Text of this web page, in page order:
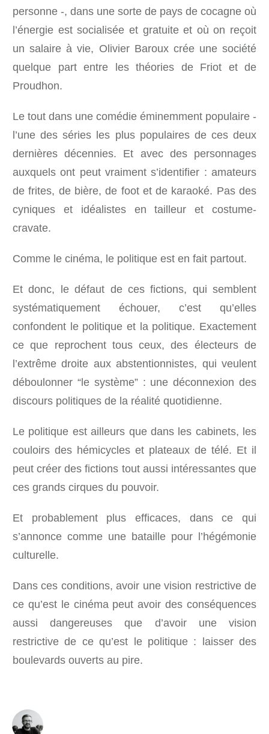
personne -, dans une sorte de pays de cocagne où
l’énergie est socialisée et gratuite et où on reçoit
un salaire à vie, Olivier Baroux crée une société
quelque part entre les théories de Friot et de
Proudhon.
Le tout dans une comédie éminemment populaire -
l’une des séries les plus populaires de ces deux
dernières décennies. Et avec des personnages
auxquels ont peut vraiment s’identifier : amateurs
de frites, de bière, de foot et de karaoké. Pas des
cyniques et idéalistes en tailleur et costume-
cravate.
Comme le cinéma, le politique est en fait partout.
Et donc, le défaut de ces fictions, qui semblent
systématiquement échouer, c’est qu’elles
confondent le politique et la politique. Exactement
ce que reprochent tous ceux, des électeurs de
l’extrême droite aux abstentionnistes, qui veulent
déboulonner “le système” : une déconnexion des
discours politiques de la réalité quotidienne.
Le politique est ailleurs que dans les cabinets, les
couloirs des hémicycles et plateaux de télé. Et il
peut créer des fictions tout aussi intéressantes que
ces grands cirques du pouvoir.
Et probablement plus efficaces, dans ce qui
s’annonce comme une bataille pour l’hégémonie
culturelle.
Dans ces conditions, avoir une vision restrictive de
ce qu’est le cinéma peut avoir des conséquences
aussi dangereuses que d’avoir une vision
restrictive de ce qu’est le politique : laisser des
boulevards ouverts au pire.